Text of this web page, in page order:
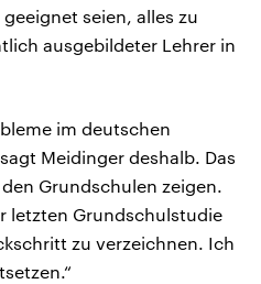
seien, alles zu
ausgebildeter Lehrer in
im deutschen
Meidinger deshalb. Das
Grundschulen zeigen.
letzten Grundschulstudie
zu verzeichnen. Ich